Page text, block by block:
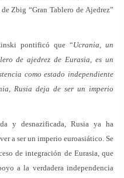
Zbig “Gran Tablero de Ajedrez”
pontificó que “Ucrania, un
de ajedrez de Eurasia, es un
como estado independiente
Rusia deja de ser un imperio
y desnazificada, Rusia ya ha
a ser un imperio euroasiático. Se
de integración de Eurasia, que
a la verdadera independencia